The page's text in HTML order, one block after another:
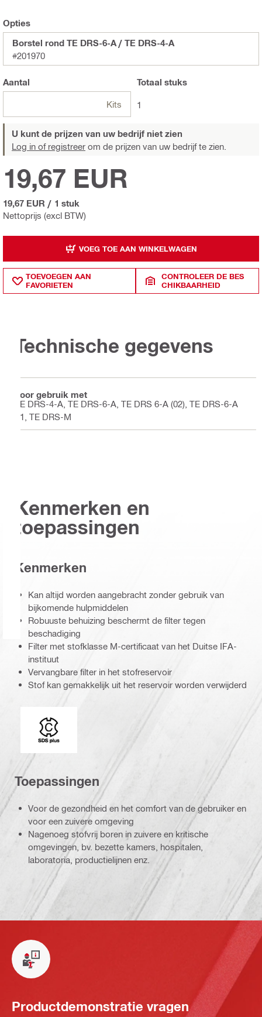
Opties
Borstel rond TE DRS-6-A / TE DRS-4-A
#201970
Aantal
Kits
Totaal stuks
1
U kunt de prijzen van uw bedrijf niet zien
Log in of registreer om de prijzen van uw bedrijf te zien.
Nettoprijs (excl BTW)
19,67 EUR
19,67 EUR / 1 stuk
VOEG TOE AAN WINKELWAGEN
TOEVOEGEN AAN
FAVORIETEN
CONTROLEER DE BES
CHIKBAARHEID
Technische gegevens
Voor gebruik met
TE DRS-4-A, TE DRS-6-A, TE DRS 6-A (02), TE DRS-6-A
T1, TE DRS-M
Kenmerken en
toepassingen
Kenmerken
Kan altijd worden aangebracht zonder gebruik van
bijkomende hulpmiddelen
Robuuste behuizing beschermt de filter tegen
beschadiging
Filter met stofklasse M-certificaat van het Duitse IFA-
instituut
Vervangbare filter in het stofreservoir
Stof kan gemakkelijk uit het reservoir worden verwijderd
Booradapter
Toepassingen
Voor de gezondheid en het comfort van de gebruiker en
voor een zuivere omgeving
Nagenoeg stofvrij boren in zuivere en kritische
omgevingen, bv. bezette kamers, hospitalen,
laboratoria, productielijnen enz.
Productdemonstratie vragen